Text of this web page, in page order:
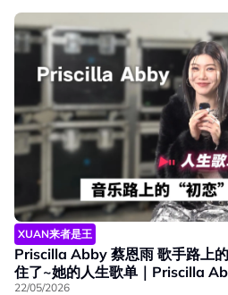
XUAN来者是王
Priscilla Abby 蔡恩雨 歌手路上
住了~她的人生歌单｜Priscilla
22/05/2026